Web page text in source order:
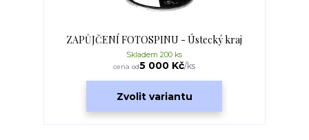
ZAPŮJČENÍ FOTOSPINU - Ústecký kraj
cena od5 000 Kč/ks
Skladem 200 ks
Zvolit variantu